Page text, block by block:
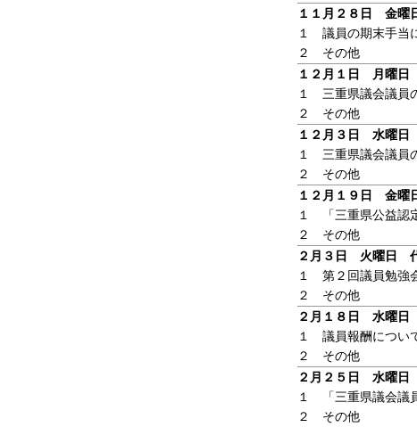
１１月２８日 金曜
１ 議員の期末手当
２ その他
１２月１日 月曜日
１ 三重県議会議員
２ その他
１２月３日 水曜日
１ 三重県議会議員
２ その他
１２月１９日 金曜
１ 「三重県公益認
２ その他
２月３日 火曜日
１ 第２回議員勉強
２ その他
２月１８日 水曜日
１ 議員報酬につい
２ その他
２月２５日 水曜日
１ 「三重県議会議
２ その他